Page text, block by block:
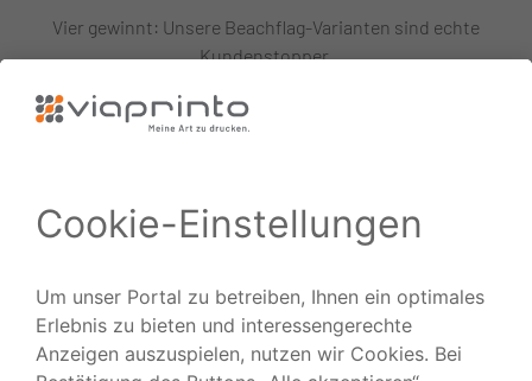
Vier gewinnt: Unsere Beachflag-Varianten sind echte
Kundenstopper.
ZUM PRODUKT